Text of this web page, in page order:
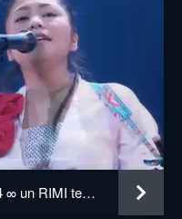
夏川 りみ Concert Tour 2004 ∞ un RIMI ted ∞